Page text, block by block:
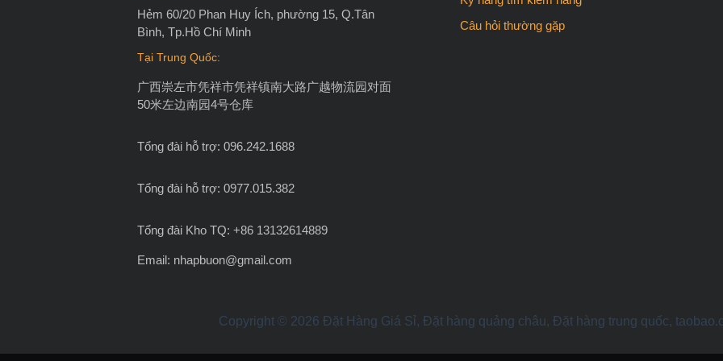
Hẻm 60/20 Phan Huy Ích, phường 15, Q.Tân
Bình, Tp.Hồ Chí Minh
Tại Trung Quốc:
广西崇左市凭祥市凭祥镇南大路广越物流园对面
50米左边南园4号仓库
Tổng đài hỗ trợ: 096.242.1688
Tổng đài hỗ trợ: 0977.015.382
Tổng đài Kho TQ: +86 13132614889
Email: nhapbuon@gmail.com
Câu hỏi thường gặp
Copyright © 2026 Đặt Hàng Giá Sỉ, Đặt hàng quảng châu, Đặt hàng trung quốc,